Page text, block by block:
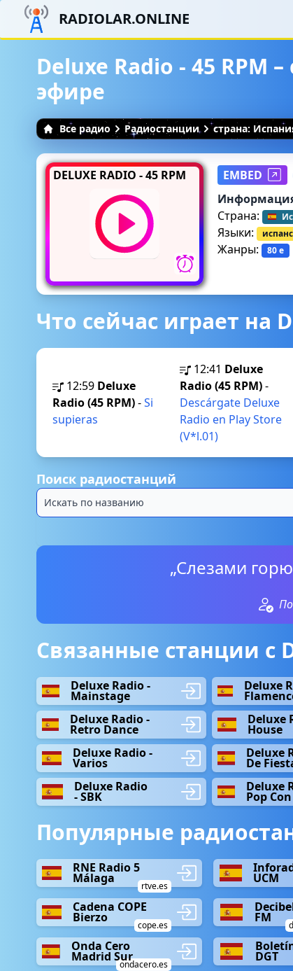
RADIOLAR.ONLINE
Deluxe Radio - 45 RPM
эфире
Все радио Радиостанции страна:
DELUXE RADIO - 45 RPM
EMBED
Страна:
Языки:
Жанры: 80 е
Что сейчас играет на
12:59 Deluxe
Radio (45 RPM)-Si
supieras
12:41 Deluxe
Radio (45 RPM)-
Descárgate Deluxe
Radio en Play Store
(V*l.01)
Поиск радиостанций
„Слезами
Связанные станции с
Deluxe Radio -
Mainstage
Deluxe
Deluxe Radio -
Retro Dance
Deluxe
House
Deluxe Radio -
Varios
Deluxe
De
Deluxe Radio
- SBK
Deluxe
Pop
Популярные
RNE Radio 5
Málaga
rtve.es
UCM
Cadena COPE
Bierzo
cope.es
FM
Onda Cero
Madrid Sur
ondacero.es
DGT